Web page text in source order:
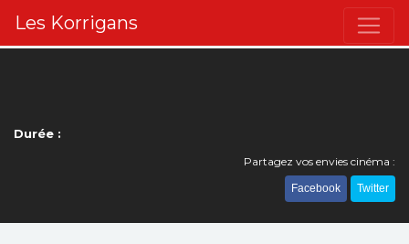
Les Korrigans
Durée :
Partagez vos envies cinéma :
Facebook Twitter